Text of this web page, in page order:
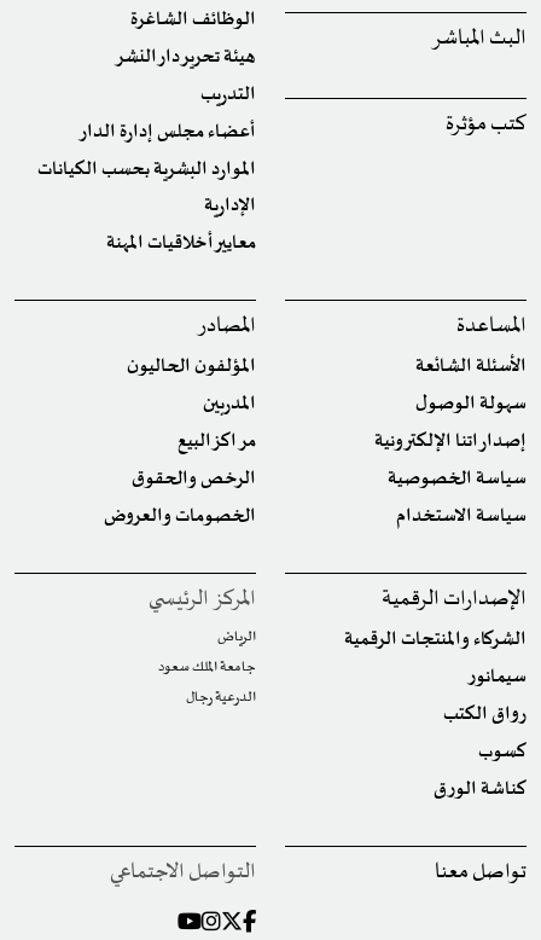
البث المباشر
كتب مؤثرة
الوظائف الشاغرة
هيئة تحرير دار النشر
التدريب
أعضاء مجلس إدارة الدار
الموارد البشرية بحسب الكيانات
الإدارية
معايير أخلاقيات المهنة
المساعدة
الأسئلة الشائعة
سهولة الوصول
إصداراتنا الإلكترونية
سياسة الخصوصية
سياسة الاستخدام
المصادر
المؤلفون الحاليون
المدربين
مراكز البيع
الرخص والحقوق
الخصومات والعروض
الإصدارات الرقمية
الشركاء والمنتجات الرقمية
سيمانور
رواق الكتب
كسوب
كناشة الورق
المركز الرئيسي
الرياض
جامعة الملك سعود
الدرعية رجال
تواصل معنا التواصل الاجتماعي